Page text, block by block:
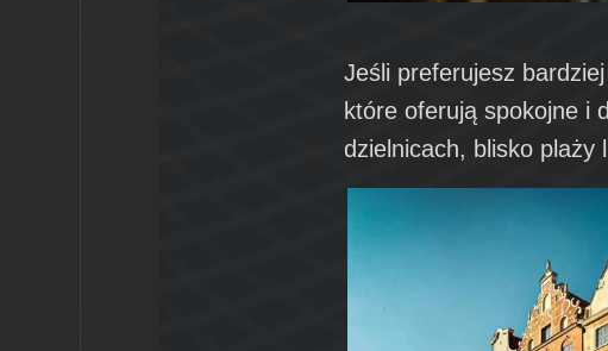
Jeśli preferujesz
które oferują spokojne i
dzielnicach, blisko plaży